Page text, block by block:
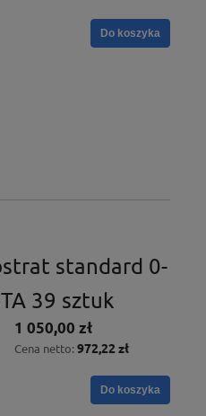
Do koszyka
standard 0-
39 sztuk
1 050,00 zł
Cena netto: 972,22 zł
Do koszyka